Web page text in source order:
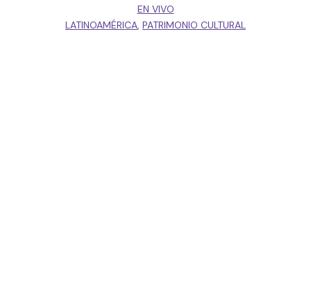
EN VIVO
LATINOAMÉRICA, PATRIMONIO CULTURAL